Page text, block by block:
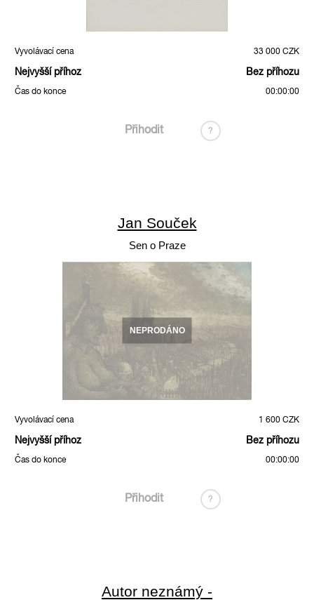
Vyvolávací cena 33 000 CZK
Nejvyšší příhoz Bez příhozu
Čas do konce 00:00:00
Přihodit ?
Jan Souček
Sen o Praze
NEPRODÁNO
Vyvolávací cena 1 600 CZK
Nejvyšší příhoz Bez příhozu
Čas do konce 00:00:00
Přihodit ?
Autor neznámý -